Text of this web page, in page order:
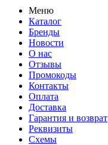
Меню
Каталог
Бренды
Новости
О нас
Отзывы
Промокоды
Контакты
Оплата
Доставка
Гарантия и возврат
Реквизиты
Схемы